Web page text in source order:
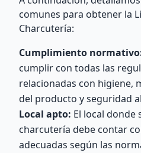
comunes para obtener la
Charcutería:
Cumplimiento
cumplir con todas las
relacionadas con higiene,
del producto y seguridad
Local apto: El local donde
charcutería debe contar
adecuadas según las